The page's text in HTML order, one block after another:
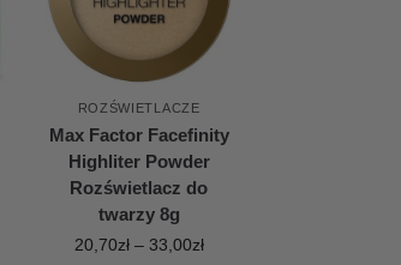
ROZŚWIETLACZE
Max Factor Facefinity
Highliter Powder
Rozświetlacz do
twarzy 8g
20,70zł – 33,00zł